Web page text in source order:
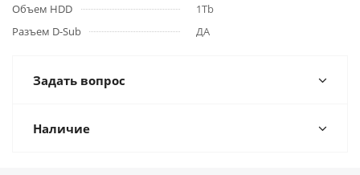
Объем HDD
1Tb
Разъем D-Sub
ДА
Задать вопрос
Наличие